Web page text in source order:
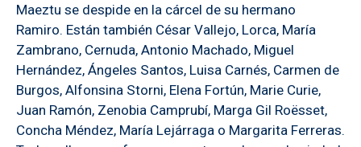
Maeztu se despide en la cárcel de su hermano
Ramiro. Están también César Vallejo, Lorca, María
Zambrano, Cernuda, Antonio Machado, Miguel
Hernández, Ángeles Santos, Luisa Carnés, Carmen de
Burgos, Alfonsina Storni, Elena Fortún, Marie Curie,
Juan Ramón, Zenobia Camprubí, Marga Gil Roësset,
Concha Méndez, María Lejárraga o Margarita Ferreras.